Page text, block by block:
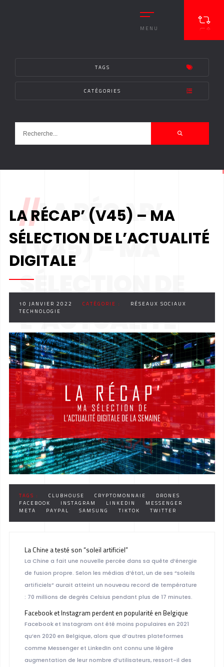
MENU
TAGS
CATÉGORIES
//LA RÉCAP’
(V45) – MA
SÉLECTION DE
L’ACTUALITÉ
DIGITALE
LA RÉCAP’ (V45) – MA
SÉLECTION DE L’ACTUALITÉ
DIGITALE
10 JANVIER 2022 CATÉGORIE :
RÉSEAUX SOCIAUX
TECHNOLOGIE
TAGS : CLUBHOUSE CRYPTOMONNAIE
DRONES
FACEBOOK
INSTAGRAM LINKEDIN
MESSENGER
META
PAYPAL SAMSUNG TIKTOK TWITTER
La Chine a testé son “soleil artificiel”
La Chine a fait une nouvelle percée dans sa quête d’énergie
de fusion propre. Selon les médias d’état, un de ses “soleils
artificiels” aurait atteint un nouveau record de température
: 70 millions de degrés Celsius pendant plus de 17 minutes.
Facebook et Instagram perdent en popularité en Belgique
Facebook et Instagram ont été moins populaires en 2021
qu’en 2020 en Belgique, alors que d’autres plateformes
comme Messenger et LinkedIn ont connu une légère
augmentation de leur nombre d’utilisateurs, ressort-il des